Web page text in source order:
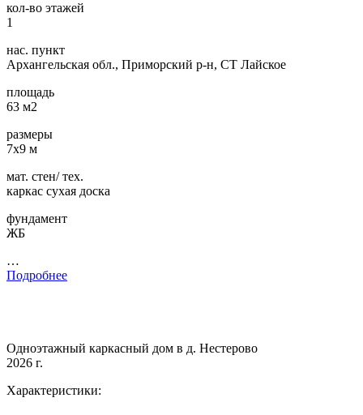
кол-во этажей
1
нас. пункт
Архангельская обл., Приморский р-н, СТ Лайское
площадь
63 м2
размеры
7х9 м
мат. стен/ тех.
каркас сухая доска
фундамент
ЖБ
…
Подробнее
Одноэтажный каркасный дом в д. Нестерово
2026 г.
Характеристики: